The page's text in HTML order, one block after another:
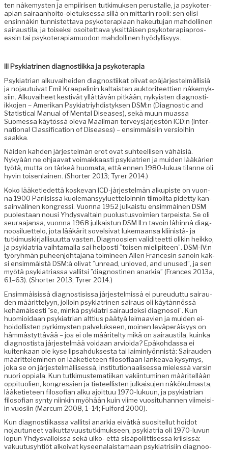
ten näke­mys­ten ja empi­irisen tutkimuk­sen perustalle, ja psykoter­
api­an sairaan­hoito-ole­tuk­ses­sa sil­lä on mit­tarin rooli: sen olisi
ensin­näkin tun­nis­tet­ta­va psykoter­api­aan hakeu­tu­jan mah­dolli­nen
sairausti­la, ja toisek­si osoitet­ta­va yksit­täisen psykoter­api­apros­
essin tai psykoter­api­a­muodon mah­dolli­nen hyödyllisyys.
III Psyki­a­tri­nen diag­nos­ti­ik­ka ja psykoterapia
Psyki­a­tri­an alku­vai­hei­den diag­nos­ti­ikat oli­vat epäjär­jestelmäl­lisiä
ja nojau­tu­i­v­at Emil Krae­pelin­in kaltais­ten auk­tori­teet­tien näke­myk­
si­in. Alku­vai­heet kestivät yllät­tävän pitkään, nyky­is­ten diag­nos­ti­
ikko­jen – Amerikan Psyki­a­triy­hdis­tyk­sen DSM:n (Diag­nos­tic and
Sta­tis­ti­cal Man­u­al of Men­tal Dis­eases), sekä muun muas­sa
Suomes­sa käytössä ole­va Maail­man ter­veysjär­jestön ICD:n (Inter­
na­tion­al Clas­si­fi­ca­tion of Dis­eases) – ensim­mäisi­in ver­sioi­hin
saakka.
Näi­den kah­den jär­jestelmän erot ovat suh­teel­lisen vähäisiä.
Nykyään ne ohjaa­vat voimakkaasti psyki­a­trien ja muiden lääkärien
työtä, mut­ta on tärkeä huo­ma­ta, että ennen 1980-lukua tilanne oli
hyvin toisen­lainen. (Short­er 2013; Tyr­er 2014.)
Koko lääketiedet­tä koske­van ICD-jär­jestelmän alkupiste on vuon­
na 1900 Pari­i­sis­sa kuole­man­syy­luet­teloin­nin tiimoil­ta pidet­ty kan­
sain­vä­li­nen kon­gres­si. Vuon­na 1952 julka­istu ensim­mäi­nen DSM
puolestaan nousi Yhdys­val­tain puo­lus­tusvoimien tarpeista. Se oli
seu­raa­jansa, vuon­na 1968 julka­istun DSM II:n tavoin lähin­nä diag­
noosiluet­te­lo, jota lääkärit sovel­si­vat luke­maansa kli­in­istä- ja
tutkimuskir­jal­lisu­ut­ta vas­ten. Diag­noosien validi­teet­ti olikin heikko,
ja psyki­a­tria vai­h­ta­mal­la sai hel­posti ”toisen mielip­i­teen”. DSM-IV:n
työryh­män puheen­jo­hta­jana toim­i­neen Allen Francesin sanoin kak­
si ensim­mäistä DSM:ä oli­vat ”unread, unloved, and unused”, ja sen
myötä psyki­a­tri­as­sa val­lit­si ”diag­nos­ti­nen anarkia” (Frances 2013a,
61–63). (Short­er 2013; Tyr­er 2014.)
Ensim­mäi­sis­sä diag­nos­ti­sis­sa jär­jestelmis­sä ei pureudut­tu sairau­
den määrit­te­lyyn, jol­loin psyki­a­tri­nen sairaus oli käytän­nössä
kehämäis­es­ti ”se, minkä psyki­a­tri sairaudek­si diag­nosoi”. Kun
huomioidaan psyki­a­tri­an alt­tius pää­tyä leimaavien ja muiden ei-
hoidol­lis­ten pyrkimys­ten palveluk­seen, moinen lev­äperäisyys on
häm­mästyt­tävää – jos ei ole määritel­ty mikä on sairausti­la, kuin­ka
diag­nos­tista jär­jestelmää voidaan arvioi­da? Epäko­hdas­sa ei
kuitenkaan ole kyse lip­sah­duk­ses­ta tai laimin­lyön­nistä: Sairau­den
määrit­telem­i­nen on lääketi­eteen filosofi­aan lankea­va kysymys,
joka se on jär­jestelmäl­lisessä, insti­tu­tion­aalises­sa mielessä varsin
nuori oppi­ala. Kun tutkimustem­ati­ikan vaki­in­tu­mi­nen määritel­lään
oppituolien, kon­gressien ja tieteel­lis­ten julka­isu­jen näkökul­mas­ta,
lääketi­eteen filosofi­an alku ajoit­tuu 1970-luku­un, ja psyki­a­tri­an
filosofi­an syn­ty niinkin myöhään kuin viime vuosi­tuhan­nen viimeisi­
in vuosi­in (Mar­cum 2008, 1–14; Ful­ford 2000).
Kun diag­nos­ti­ikas­sa val­lit­si anarkia eivätkä suositel­lut hoidot
nojau­tuneet vaikut­tavu­us­tutkimuk­seen, psyki­a­tria oli 1970-luvun
lop­un Yhdys­val­lois­sa sekä ulko- että sisäpoli­it­tises­sa kri­i­sis­sä:
vaku­u­tusy­htiöt alkoi­vat kyseenalais­ta­maan psyki­a­trisi­in diag­noo­